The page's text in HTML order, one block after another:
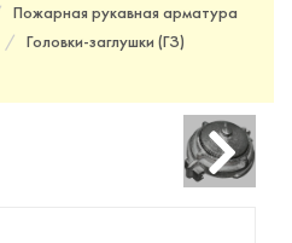
Пожарная рукавная арматура
Головки-заглушки (ГЗ)